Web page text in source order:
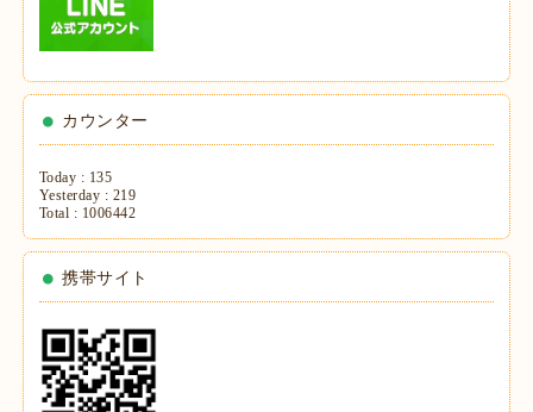
カウンター
Today : 135
Yesterday : 219
Total : 1006442
携帯サイト